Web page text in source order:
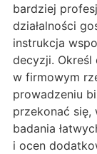
bardziej
działalności
instrukcja
decyzji. Określ
w firmowym
prowadzeniu
przekonać
badania
i ocen